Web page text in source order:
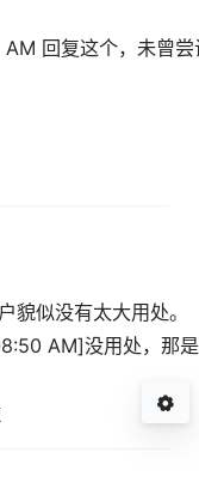
回复这个，未曾尝
貌似没有太大用处。
AM]没用处，那